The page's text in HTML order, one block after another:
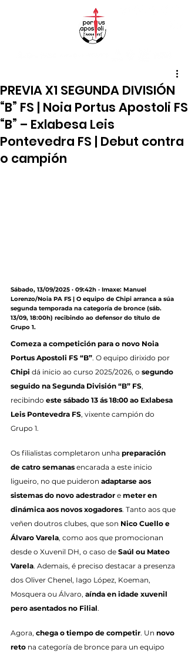
PREVIA X1 SEGUNDA DIVISIÓN
“B” FS | Noia Portus Apostoli FS
“B” – Exlabesa Leis
Pontevedra FS | Debut contra
o campión
Sábado, 13/09/2025 · 09:42h · Imaxe: Manuel
Lorenzo/Noia PA FS | O equipo de Chipi arranca a súa
segunda temporada na categoría de bronce (sáb.
13/09, 18:00h) recibindo ao defensor do título de
Grupo 1.
Comeza a competición para o novo Noia
Portus Apostoli FS “B”. O equipo dirixido por
Chipi dá inicio ao curso 2025/2026, o segundo
seguido na Segunda División “B” FS,
recibindo este sábado 13 ás 18:00 ao Exlabesa
Leis Pontevedra FS, vixente campión do
Grupo 1.
Os filialistas completaron unha preparación
de catro semanas encarada a este inicio
ligueiro, no que puideron adaptarse aos
sistemas do novo adestrador e meter en
dinámica aos novos xogadores. Tanto aos que
veñen doutros clubes, que son Nico Cuello e
Álvaro Varela, como aos que promocionan
desde o Xuvenil DH, o caso de Saúl ou Mateo
Varela. Ademais, é preciso destacar a presenza
dos Oliver Chenel, Iago López, Koeman,
Mosquera ou Álvaro, aínda en idade xuvenil
pero asentados no Filial.
Agora, chega o tiempo de competir. Un novo
reto na categoría de bronce para un equipo